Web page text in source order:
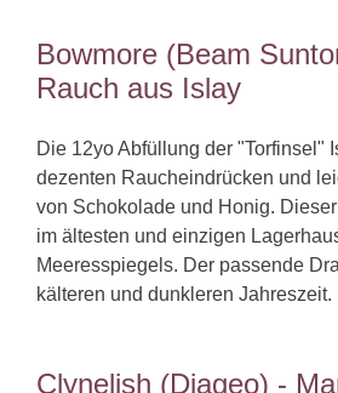
Bowmore (Beam
Rauch aus Islay
Die 12yo Abfüllung der "Torfinsel"
dezenten Raucheindrücken und
von Schokolade und Honig.
im ältesten und einzigen
Meeresspiegels. Der passende
kälteren und dunkleren Jahreszeit.
Clynelish (Diageo) -